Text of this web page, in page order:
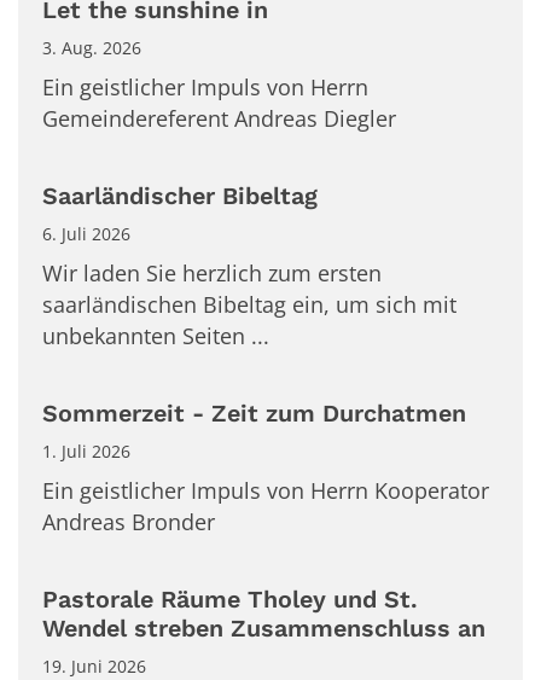
Let the sunshine in
3. Aug. 2026
Ein geistlicher Impuls von Herrn
Gemeindereferent Andreas Diegler
Saarländischer Bibeltag
6. Juli 2026
Wir laden Sie herzlich zum ersten
saarländischen Bibeltag ein, um sich mit
unbekannten Seiten ...
Sommerzeit - Zeit zum Durchatmen
1. Juli 2026
Ein geistlicher Impuls von Herrn Kooperator
Andreas Bronder
Pastorale Räume Tholey und St.
Wendel streben Zusammenschluss an
19. Juni 2026